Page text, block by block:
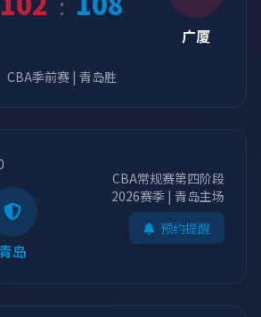
广厦
CBA季前赛 | 青岛胜
青岛
CBA常规赛第四阶段
2026赛季 | 青岛主场
预约提醒